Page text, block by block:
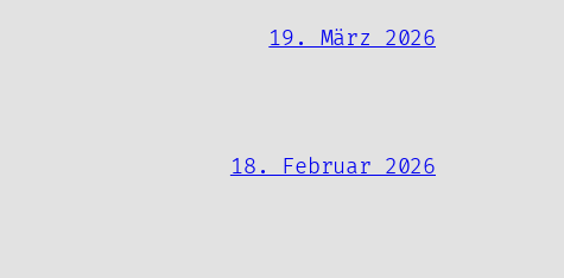
19. März 2026
18. Februar 2026